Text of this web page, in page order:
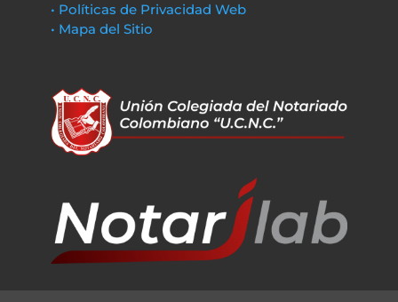
• Políticas de Privacidad Web
• Mapa del Sitio